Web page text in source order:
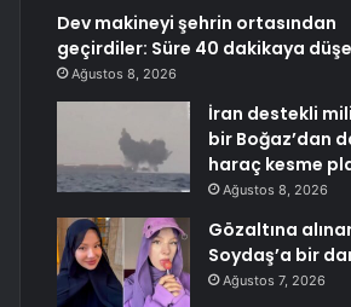
Dev makineyi şehrin ortasından
geçirdiler: Süre 40 dakikaya
Ağustos 8, 2026
İran destekli
bir Boğaz’dan
haraç kesme
Ağustos 8, 2026
Gözaltına
Soydaş’a bir
Ağustos 7, 2026